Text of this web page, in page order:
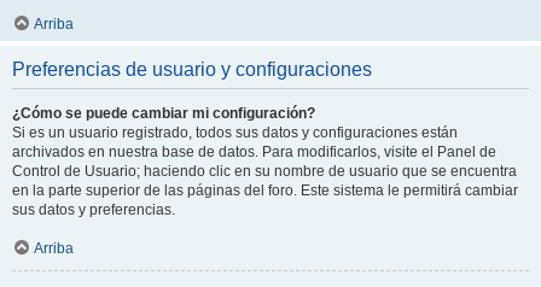
Arriba
Preferencias de usuario y configuraciones
¿Cómo se puede cambiar mi configuración?
Si es un usuario registrado, todos sus datos y configuraciones están
archivados en nuestra base de datos. Para modificarlos, visite el Panel de
Control de Usuario; haciendo clic en su nombre de usuario que se encuentra
en la parte superior de las páginas del foro. Este sistema le permitirá cambiar
sus datos y preferencias.
Arriba